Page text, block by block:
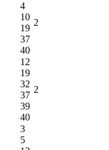
4
10
19
37
40
2
12
19
32
37
39
40
2
3
5